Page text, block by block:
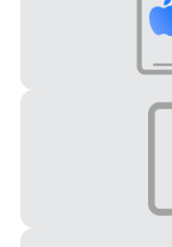
iPhone
iPad